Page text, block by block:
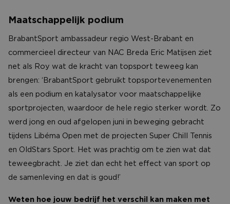
Maatschappelijk podium
BrabantSport ambassadeur regio West-Brabant en
commercieel directeur van NAC Breda Eric Matijsen ziet
net als Roy wat de kracht van topsport teweeg kan
brengen: ‘BrabantSport gebruikt topsportevenementen
als een podium en katalysator voor maatschappelijke
sportprojecten, waardoor de hele regio sterker wordt. Zo
werd jong en oud afgelopen juni in beweging gebracht
tijdens Libéma Open met de projecten Super Chill Tennis
en OldStars Sport. Het was prachtig om te zien wat dat
teweegbracht. Je ziet dan echt het effect van sport op
de samenleving en dat is goud!’
Weten hoe jouw bedrijf het verschil kan maken met